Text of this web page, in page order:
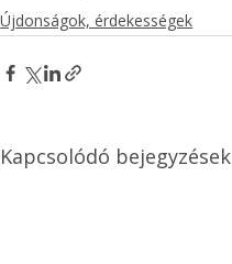
Újdonságok, érdekességek
Kapcsolódó bejegyzések